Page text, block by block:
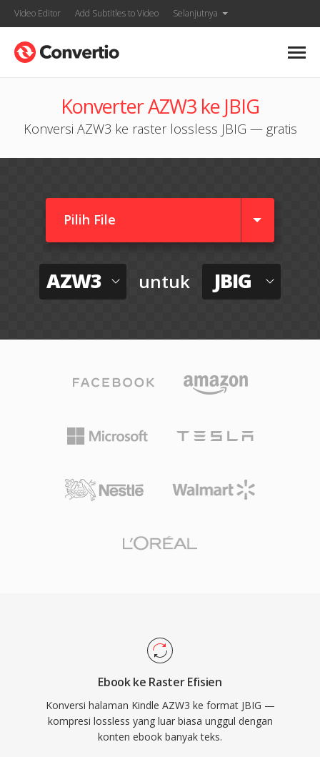
Video Editor Add Subtitles to Video Selanjutnya
Konverter AZW3 ke JBIG
Konversi AZW3 ke raster lossless JBIG — gratis
Pilih File
AZW3 untuk JBIG
Ebook ke Raster Efisien
Konversi halaman Kindle AZW3 ke format JBIG —
kompresi lossless yang luar biasa unggul dengan
konten ebook banyak teks.